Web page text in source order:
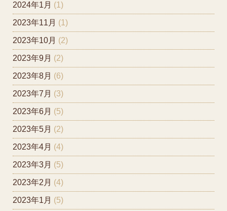
2024年1月 (1)
2023年11月 (1)
2023年10月 (2)
2023年9月 (2)
2023年8月 (6)
2023年7月 (3)
2023年6月 (5)
2023年5月 (2)
2023年4月 (4)
2023年3月 (5)
2023年2月 (4)
2023年1月 (5)